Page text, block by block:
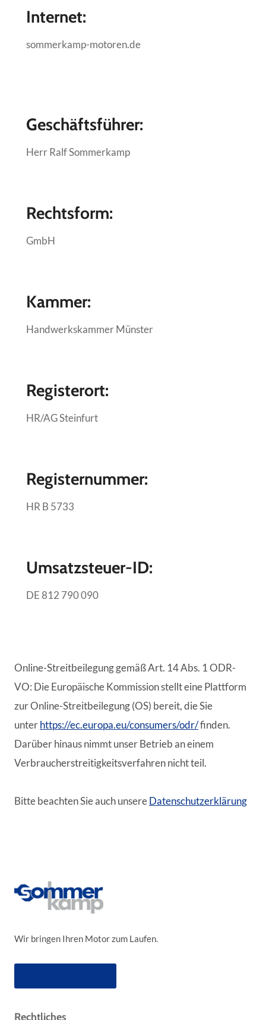
Internet:
sommerkamp-motoren.de
Geschäftsführer:
Herr Ralf Sommerkamp
Rechtsform:
GmbH
Kammer:
Handwerkskammer Münster
Registerort:
HR/AG Steinfurt
Registernummer:
HR B 5733
Umsatzsteuer-ID:
DE 812 790 090
Online-Streitbeilegung gemäß Art. 14 Abs. 1 ODR-
VO: Die Europäische Kommission stellt eine Plattform
zur Online-Streitbeilegung (OS) bereit, die Sie
unterhttps://ec.europa.eu/consumers/odr/finden.
Darüber hinaus nimmt unser Betrieb an einem
Verbraucherstreitigkeitsverfahren nicht teil.
Bitte beachten Sie auch unsereDatenschutzerklärung
Wir bringen Ihren Motor zum Laufen.
Rechtliches